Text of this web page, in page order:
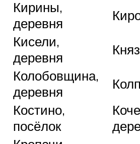
Кирины,
деревня
Кисели,
деревня
Колобовщина,
деревня
Костино,
посёлок